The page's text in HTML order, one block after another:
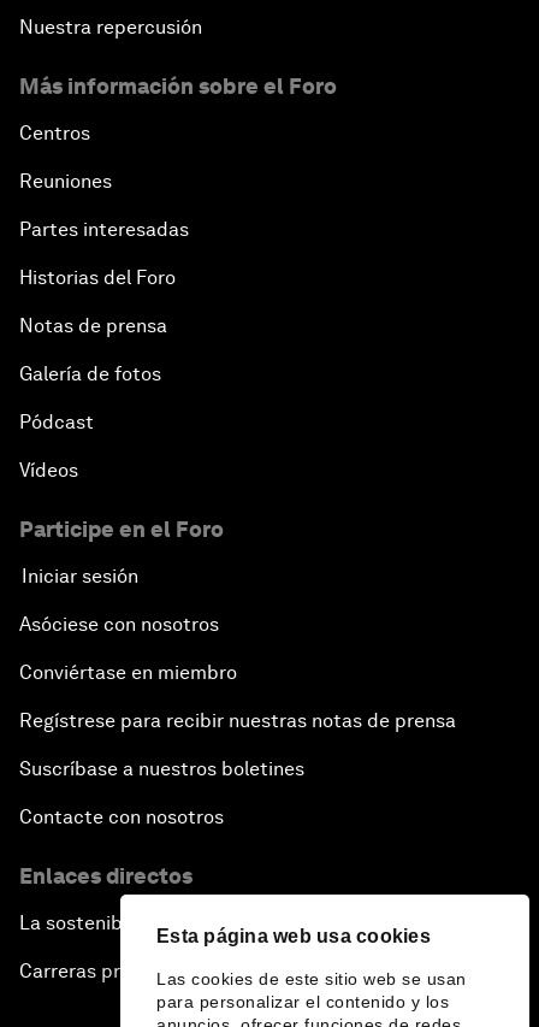
Esta página web usa cookies
Las cookies de este sitio web se usan
para personalizar el contenido y los
Nuestra repercusión
Más información sobre el Foro
Centros
Reuniones
Partes interesadas
Historias del Foro
Notas de prensa
Galería de fotos
Pódcast
Vídeos
Participe en el Foro
Iniciar sesión
Asóciese con nosotros
Conviértase en miembro
Regístrese para recibir nuestras notas de prensa
Suscríbase a nuestros boletines
Contacte con nosotros
Enlaces directos
La sostenibilidad en el Foro
Carreras profesionales